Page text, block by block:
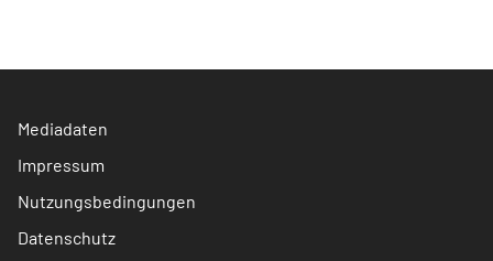
Mediadaten
Impressum
Nutzungsbedingungen
Datenschutz